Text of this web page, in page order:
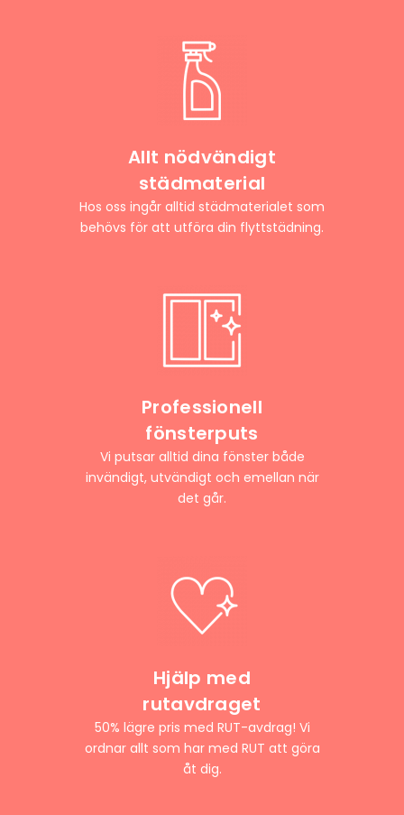
Allt nödvändigt
städmaterial
Hos oss ingår alltid städmaterialet som
behövs för att utföra din flyttstädning.
Professionell
fönsterputs
Vi putsar alltid dina fönster både
invändigt, utvändigt och emellan när
det går.
Hjälp med
rutavdraget
50% lägre pris med RUT-avdrag! Vi
ordnar allt som har med RUT att göra
åt dig.